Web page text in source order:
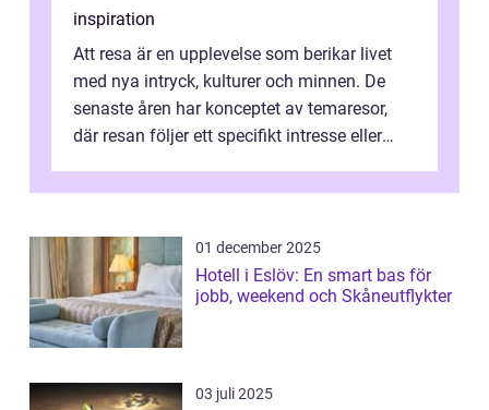
inspiration
Att resa är en upplevelse som berikar livet
med nya intryck, kulturer och minnen. De
senaste åren har konceptet av temaresor,
där resan följer ett specifikt intresse eller
01 december 2025
Hotell i Eslöv: En smart bas för
jobb, weekend och Skåneutflykter
03 juli 2025